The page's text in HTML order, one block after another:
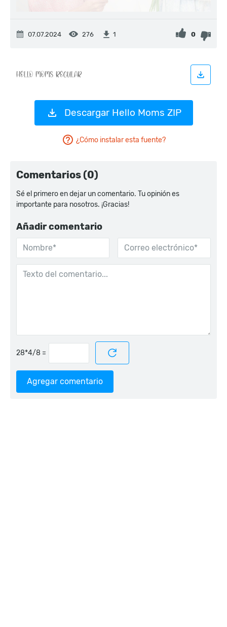
07.07.2024 276 1 0
Descargar Hello Moms ZIP
¿Cómo instalar esta fuente?
Comentarios (0)
Sé el primero en dejar un comentario. Tu opinión es
importante para nosotros. ¡Gracias!
Añadir comentario
=
Agregar comentario